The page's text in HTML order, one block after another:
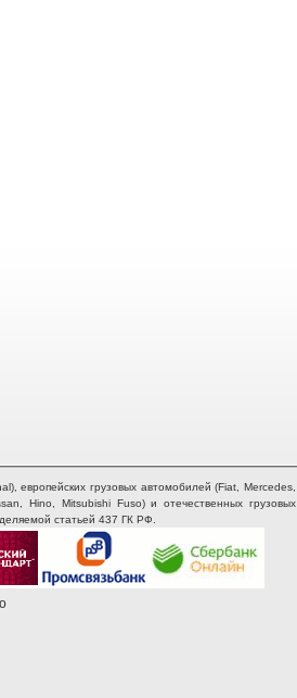
европейских грузовых автомобилей (Fiat, Mercedes,
Hino, Mitsubishi Fuso) и отечественных грузовых
статьей 437 ГК РФ.